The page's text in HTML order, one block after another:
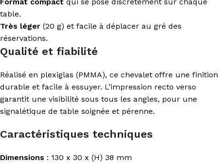
table.
Très léger (20 g) et facile à déplacer au gré des
réservations.
Qualité et fiabilité
Réalisé en plexiglas (PMMA), ce chevalet offre une finition
durable et facile à essuyer. L’impression recto verso
garantit une visibilité sous tous les angles, pour une
signalétique de table soignée et pérenne.
Caractéristiques techniques
Dimensions : 130 x 30 x (H) 38 mm